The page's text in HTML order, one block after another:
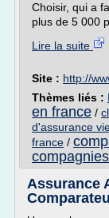
Choisir, qui a
plus de 5 000
Lire la suite
Site : http://
Thèmes liés :
en france /
d'assurance
france /
Assurance